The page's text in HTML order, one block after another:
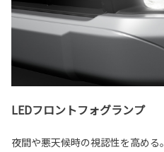
LEDフロントフォグランプ
夜間や悪天候時の視認性を高める。